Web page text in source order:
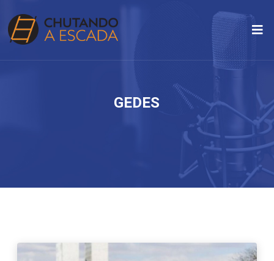
GEDES